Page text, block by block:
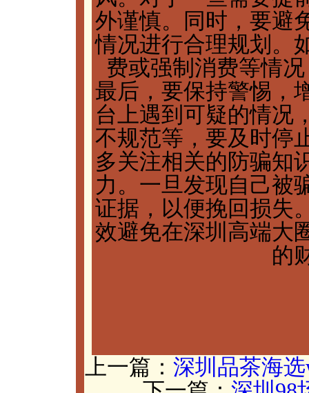
外谨慎。同时，要避
情况进行合理规划。
费或强制消费等情
最后，要保持警惕，
台上遇到可疑的情况
不规范等，要及时停
多关注相关的防骗知
力。一旦发现自己被
证据，以便挽回损失
效避免在深圳高端大
的
上一篇：深圳品茶海